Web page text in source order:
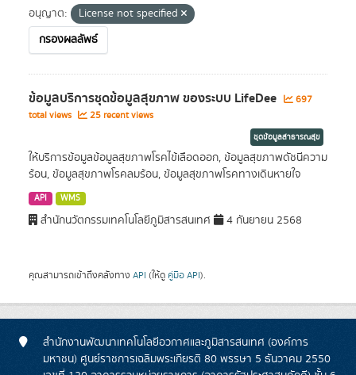
อนุญาต:
License not specified
กรองผลลัพธ์
ข้อมูลบริการชุดข้อมูลสุขภาพ ของระบบ LifeDee
697
total views
25 recent views
ชุดข้อมูลสาธารณสุข
ให้บริการข้อมูลข้อมูลสุขภาพโรคไข้เลือดออก, ข้อมูลสุขภาพดัชนีความ
ร้อน, ข้อมูลสุขภาพโรคลมร้อน, ข้อมูลสุขภาพโรคทางเดินหายใจ
API WMS
สำนักนวัตกรรมเทคโนโลยีภูมิสารสนเทศ 4 กันยายน 2568
คุณสามารถเข้าถึงคลังทาง API (ให้ดู คู่มือ API).
สำนักงานพัฒนาเทคโนโลยีอวกาศและภูมิสารสนเทศ (องค์การ
มหาชน) ศูนย์ราชการเฉลิมพระเกียรติ 80 พรรษา 5 ธันวาคม 2550